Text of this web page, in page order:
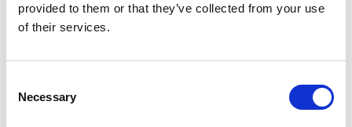
provided to them or that they’ve collected from your use
of their services.
Selection
Necessary
Senast uppdaterad: